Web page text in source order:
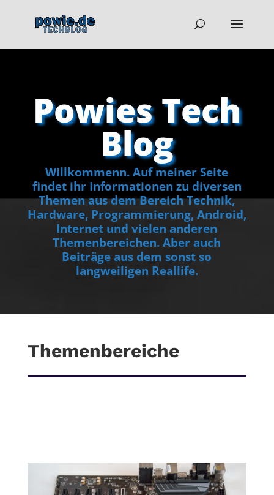
Powies Tech
Blog
Willkommenn. Auf meiner Seite
findet ihr Informationen zu diversen
Themen aus dem Bereich Technik,
Hardware, Programmierung, Android,
Internet und vielen anderen
Themenbereichen. Aber auch
Beiträge aus dem sonst so
langweiligen Reallife.
Themenbereiche